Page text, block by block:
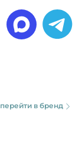
перейти в бренд